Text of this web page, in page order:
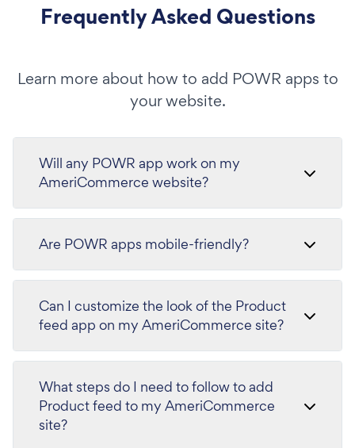
Frequently Asked Questions
Learn more about how to add POWR apps to
your website.
Will any POWR app work on my
AmeriCommerce website?
Are POWR apps mobile-friendly?
Can I customize the look of the Product
feed app on my AmeriCommerce site?
What steps do I need to follow to add
Product feed to my AmeriCommerce
site?